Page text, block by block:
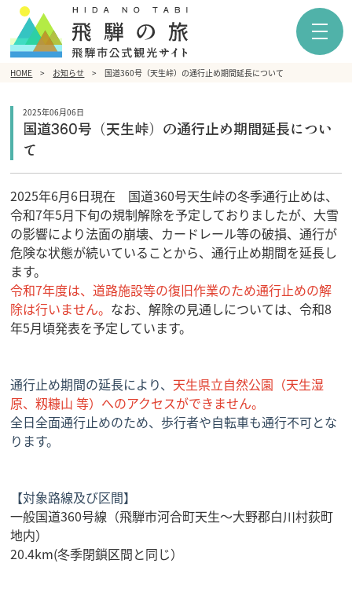
HOME お知らせ 国道360号（天生峠）の通行止め期間延長について
2025年06月06日
国道360号（天生峠）の通行止め期間延長につい
て
2025年6月6日現在 国道360号天生峠の冬季通行止めは、
令和7年5月下旬の規制解除を予定しておりましたが、大雪
の影響により法面の崩壊、カードレール等の破損、通行が
危険な状態が続いていることから、通行止め期間を延長し
ます。
令和7年度は、道路施設等の復旧作業のため通行止めの解
除は行いません。 なお、解除の見通しについては、令和8
年5月頃発表を予定しています。
通行止め期間の延長により、 天生県立自然公園（天生湿
原、籾糠山 等）へのアクセスができません。
全日全面通行止めのため、歩行者や自転車も通行不可とな
ります。
【対象路線及び区間】
一般国道360号線（飛騨市河合町天生～大野郡白川村荻町
地内）
20.4km(冬季閉鎖区間と同じ）